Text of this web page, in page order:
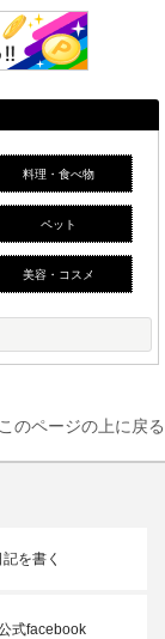
料理・食べ物
ペット
美容・コスメ
このページの上に戻る
記を書く
式facebook